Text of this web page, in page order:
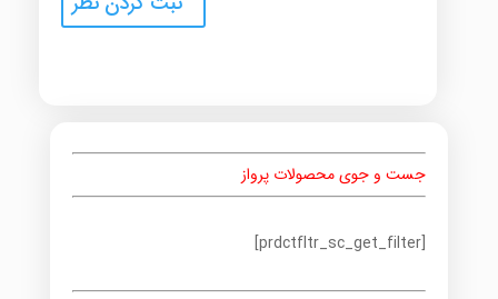
جست و جوی محصولات پرواز
[prdctfltr_sc_get_filter]